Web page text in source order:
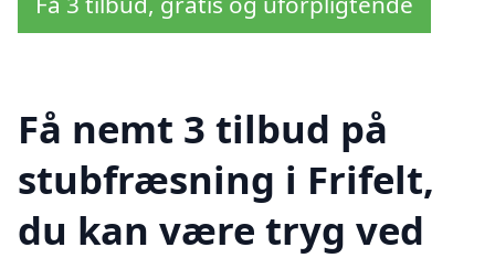
Få nemt 3 tilbud på
stubfræsning i Frifelt,
du kan være tryg ved